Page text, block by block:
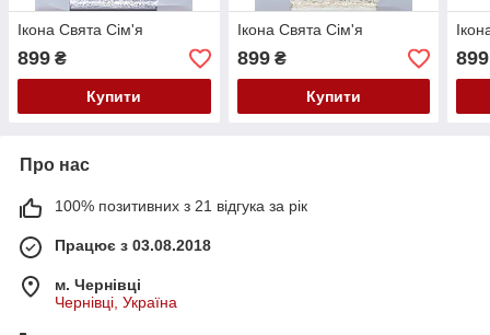
Ікона Свята Сім'я
899 ₴
Купити
Ікона Свята Сім'я
899₴
Купити
899
Про нас
100% позитивних з 21 відгука за рік
Працює з 03.08.2018
м. Чернівці
Чернівці, Україна